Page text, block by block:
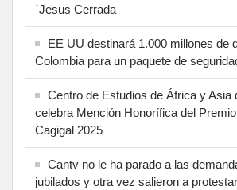
´Jesus Cerrada
EE UU destinará 1.000 millones de
Colombia para un paquete de
Centro de Estudios de África y Asia
celebra Mención Honorífica del
Cagigal 2025
Cantv no le ha parado a las
jubilados y otra vez salieron a